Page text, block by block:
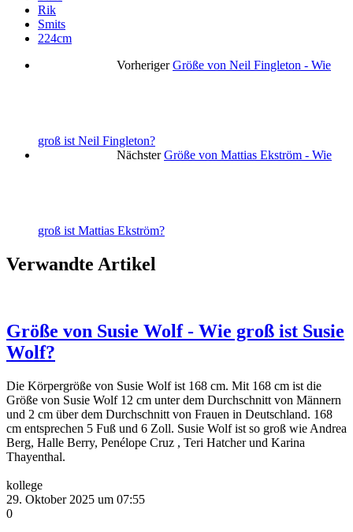
Rik
Smits
224cm
Vorheriger Größe von Neil Fingleton - Wie
groß ist Neil Fingleton?
Nächster Größe von Mattias Ekström - Wie
groß ist Mattias Ekström?
Verwandte Artikel
Größe von Susie Wolf - Wie groß ist Susie
Wolf?
Die Körpergröße von Susie Wolf ist 168 cm. Mit 168 cm ist die
Größe von Susie Wolf 12 cm unter dem Durchschnitt von Männern
und 2 cm über dem Durchschnitt von Frauen in Deutschland. 168
cm entsprechen 5 Fuß und 6 Zoll. Susie Wolf ist so groß wie Andrea
Berg, Halle Berry, Penélope Cruz , Teri Hatcher und Karina
Thayenthal.
kollege
29. Oktober 2025 um 07:55
0